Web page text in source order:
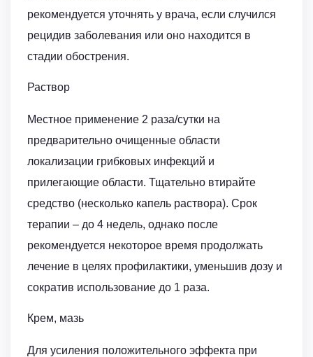
рекомендуется уточнять у врача, если случился
рецидив заболевания или оно находится в
стадии обострения.
Раствор
Местное применение 2 раза/сутки на
предварительно очищенные области
локализации грибковых инфекций и
прилегающие области. Тщательно втирайте
средство (несколько капель раствора). Срок
терапии – до 4 недель, однако после
рекомендуется некоторое время продолжать
лечение в целях профилактики, уменьшив дозу и
сократив использование до 1 раза.
Крем, мазь
Для усиления положительного эффекта при